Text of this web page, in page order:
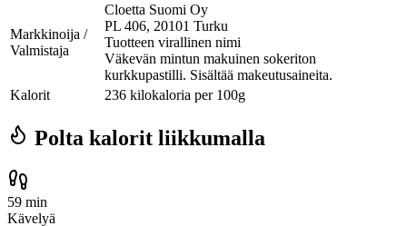
Markkinoija /
Valmistaja
Cloetta Suomi Oy
PL 406, 20101 Turku
Tuotteen virallinen nimi
Väkevän mintun makuinen sokeriton
kurkkupastilli. Sisältää makeutusaineita.
Kalorit
236 kilokaloria per 100g
Polta kalorit liikkumalla
59 min
Kävelyä